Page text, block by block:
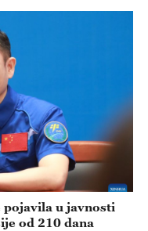
pojavila u javnosti
od 210 dana